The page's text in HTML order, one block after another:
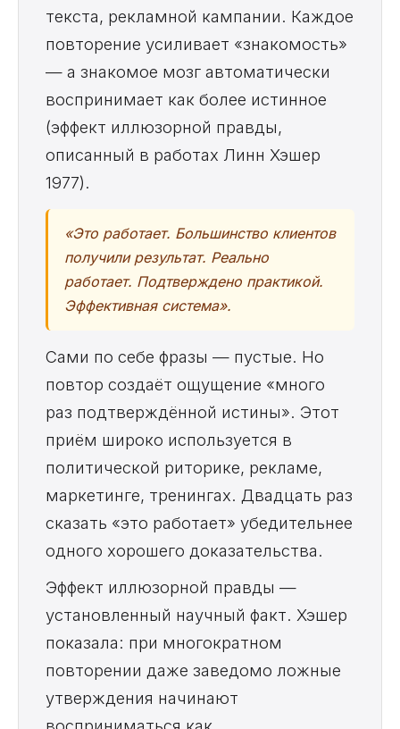
текста, рекламной кампании. Каждое
повторение усиливает «знакомость»
— а знакомое мозг автоматически
воспринимает как более истинное
(эффект иллюзорной правды,
описанный в работах Линн Хэшер
1977).
«Это работает. Большинство клиентов
получили результат. Реально
работает. Подтверждено практикой.
Эффективная система».
Сами по себе фразы — пустые. Но
повтор создаёт ощущение «много
раз подтверждённой истины». Этот
приём широко используется в
политической риторике, рекламе,
маркетинге, тренингах. Двадцать раз
сказать «это работает» убедительнее
одного хорошего доказательства.
Эффект иллюзорной правды —
установленный научный факт. Хэшер
показала: при многократном
повторении даже заведомо ложные
утверждения начинают